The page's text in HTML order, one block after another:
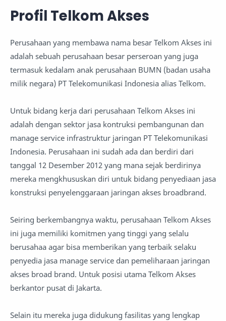
Profil Telkom Akses
Perusahaan yang membawa nama besar Telkom Akses ini
adalah sebuah perusahaan besar perseroan yang juga
termasuk kedalam anak perusahaan BUMN (badan usaha
milik negara) PT Telekomunikasi Indonesia alias Telkom.
Untuk bidang kerja dari perusahaan Telkom Akses ini
adalah dengan sektor jasa kontruksi pembangunan dan
manage service infrastruktur jaringan PT Telekomunikasi
Indonesia. Perusahaan ini sudah ada dan berdiri dari
tanggal 12 Desember 2012 yang mana sejak berdirinya
mereka mengkhususkan diri untuk bidang penyediaan jasa
konstruksi penyelenggaraan jaringan akses broadbrand.
Seiring berkembangnya waktu, perusahaan Telkom Akses
ini juga memiliki komitmen yang tinggi yang selalu
berusahaa agar bisa memberikan yang terbaik selaku
penyedia jasa manage service dan pemeliharaan jaringan
akses broad brand. Untuk posisi utama Telkom Akses
berkantor pusat di Jakarta.
Selain itu mereka juga didukung fasilitas yang lengkap